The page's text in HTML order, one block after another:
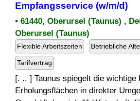
Empfangsservice (w/m/d)
• 61440, Oberursel (Taunus) ,
Oberursel (Taunus)
Flexible Arbeitszeiten Betriebliche
Tarifvertrag
[. .. ] Taunus spiegelt die wichtige
Erholungsflächen in direkter